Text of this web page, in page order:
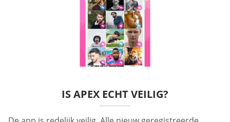
IS APEX ECHT VEILIG?